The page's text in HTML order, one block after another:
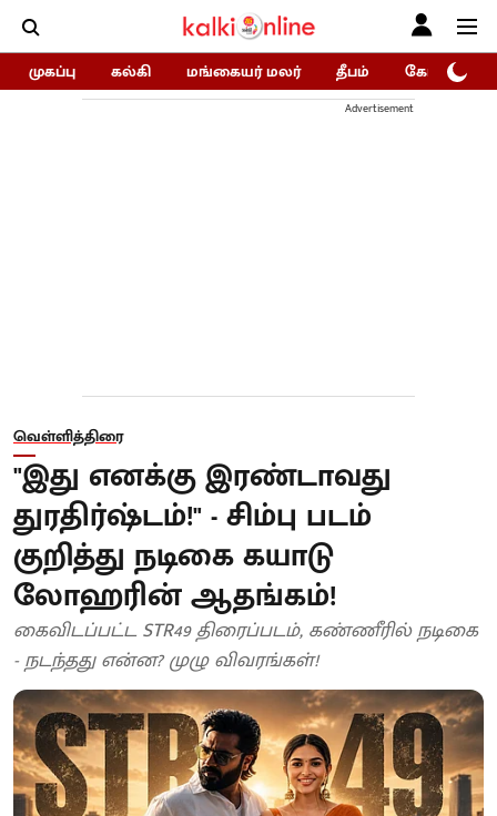
முகப்பு கல்கி மங்கையர் மலர் தீபம் கோகுலம்/
Advertisement
வெள்ளித்திரை
"இது எனக்கு இரண்டாவது
துரதிர்ஷ்டம்!" - சிம்பு படம்
குறித்து நடிகை கயாடு
லோஹரின் ஆதங்கம்!
கைவிடப்பட்ட STR49 திரைப்படம், கண்ணீரில் நடிகை
- நடந்தது என்ன? முழு விவரங்கள்!